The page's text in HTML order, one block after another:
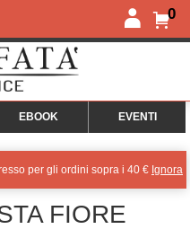
0
EBOOK EVENTI
per gli ordini sopra i 40 € Ignora
FIORE